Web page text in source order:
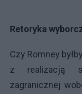
Retoryka
Czy Romney
z realizacją
zagranicznej